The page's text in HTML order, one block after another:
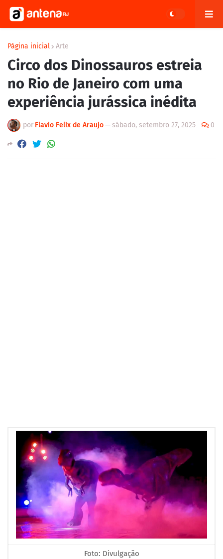
Página inicial Arte
Circo dos Dinossauros estreia
no Rio de Janeiro com uma
experiência jurássica inédita
por Flavio Felix de Araujo— sábado, setembro 27, 2025 0
Foto: Divulgação